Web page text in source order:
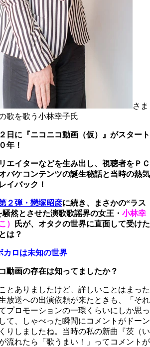
さま
歌を歌う小林幸子氏
日に『ニコニコ動画（仮）』がスタート
年！
エイターなどを生み出し、視聴者をＰＣ
バケコンテンツの誕生秘話と当時の熱気
イバック！
２弾・ 戀塚昭彦に続き、まさかの“ラス
然とさせた演歌歌謡界の女王・ 小林幸
）
氏が、オタクの世界に直面して受けた
は？
カロは未知の世界
動画の存在は知ってましたか？
ありましたけど、詳しいことはまった
放送への出演依頼が来たときも、「それ
プロモーションの一環くらいにしか思っ
て、しゃべった瞬間にコメントがドーン
りしましたね。当時の私の新曲『茨（い
流れたら「歌うまい！」ってコメントが